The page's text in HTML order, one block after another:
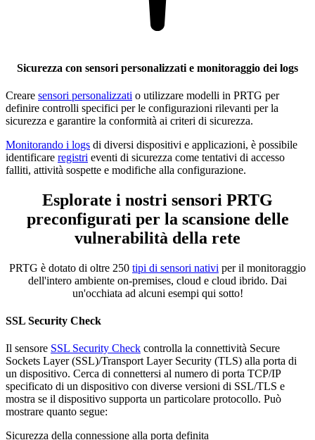
Sicurezza con sensori personalizzati e monitoraggio dei logs
Creare sensori personalizzati o utilizzare modelli in PRTG per
definire controlli specifici per le configurazioni rilevanti per la
sicurezza e garantire la conformità ai criteri di sicurezza.
Monitorando i logs di diversi dispositivi e applicazioni, è possibile
identificare registri eventi di sicurezza come tentativi di accesso
falliti, attività sospette e modifiche alla configurazione.
Esplorate i nostri sensori PRTG
preconfigurati per la scansione delle
vulnerabilità della rete
PRTG è dotato di oltre 250 tipi di sensori nativi per il monitoraggio
dell'intero ambiente on-premises, cloud e cloud ibrido. Dai
un'occhiata ad alcuni esempi qui sotto!
SSL Security Check
Il sensore SSL Security Check controlla la connettività Secure
Sockets Layer (SSL)/Transport Layer Security (TLS) alla porta di
un dispositivo. Cerca di connettersi al numero di porta TCP/IP
specificato di un dispositivo con diverse versioni di SSL/TLS e
mostra se il dispositivo supporta un particolare protocollo. Può
mostrare quanto segue:
Sicurezza della connessione alla porta definita